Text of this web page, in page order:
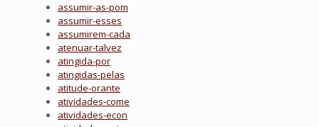
assumir-as-pom
assumir-esses
assumirem-cada
atenuar-talvez
atingida-por
atingidas-pelas
atitude-orante
atividades-come
atividades-econ